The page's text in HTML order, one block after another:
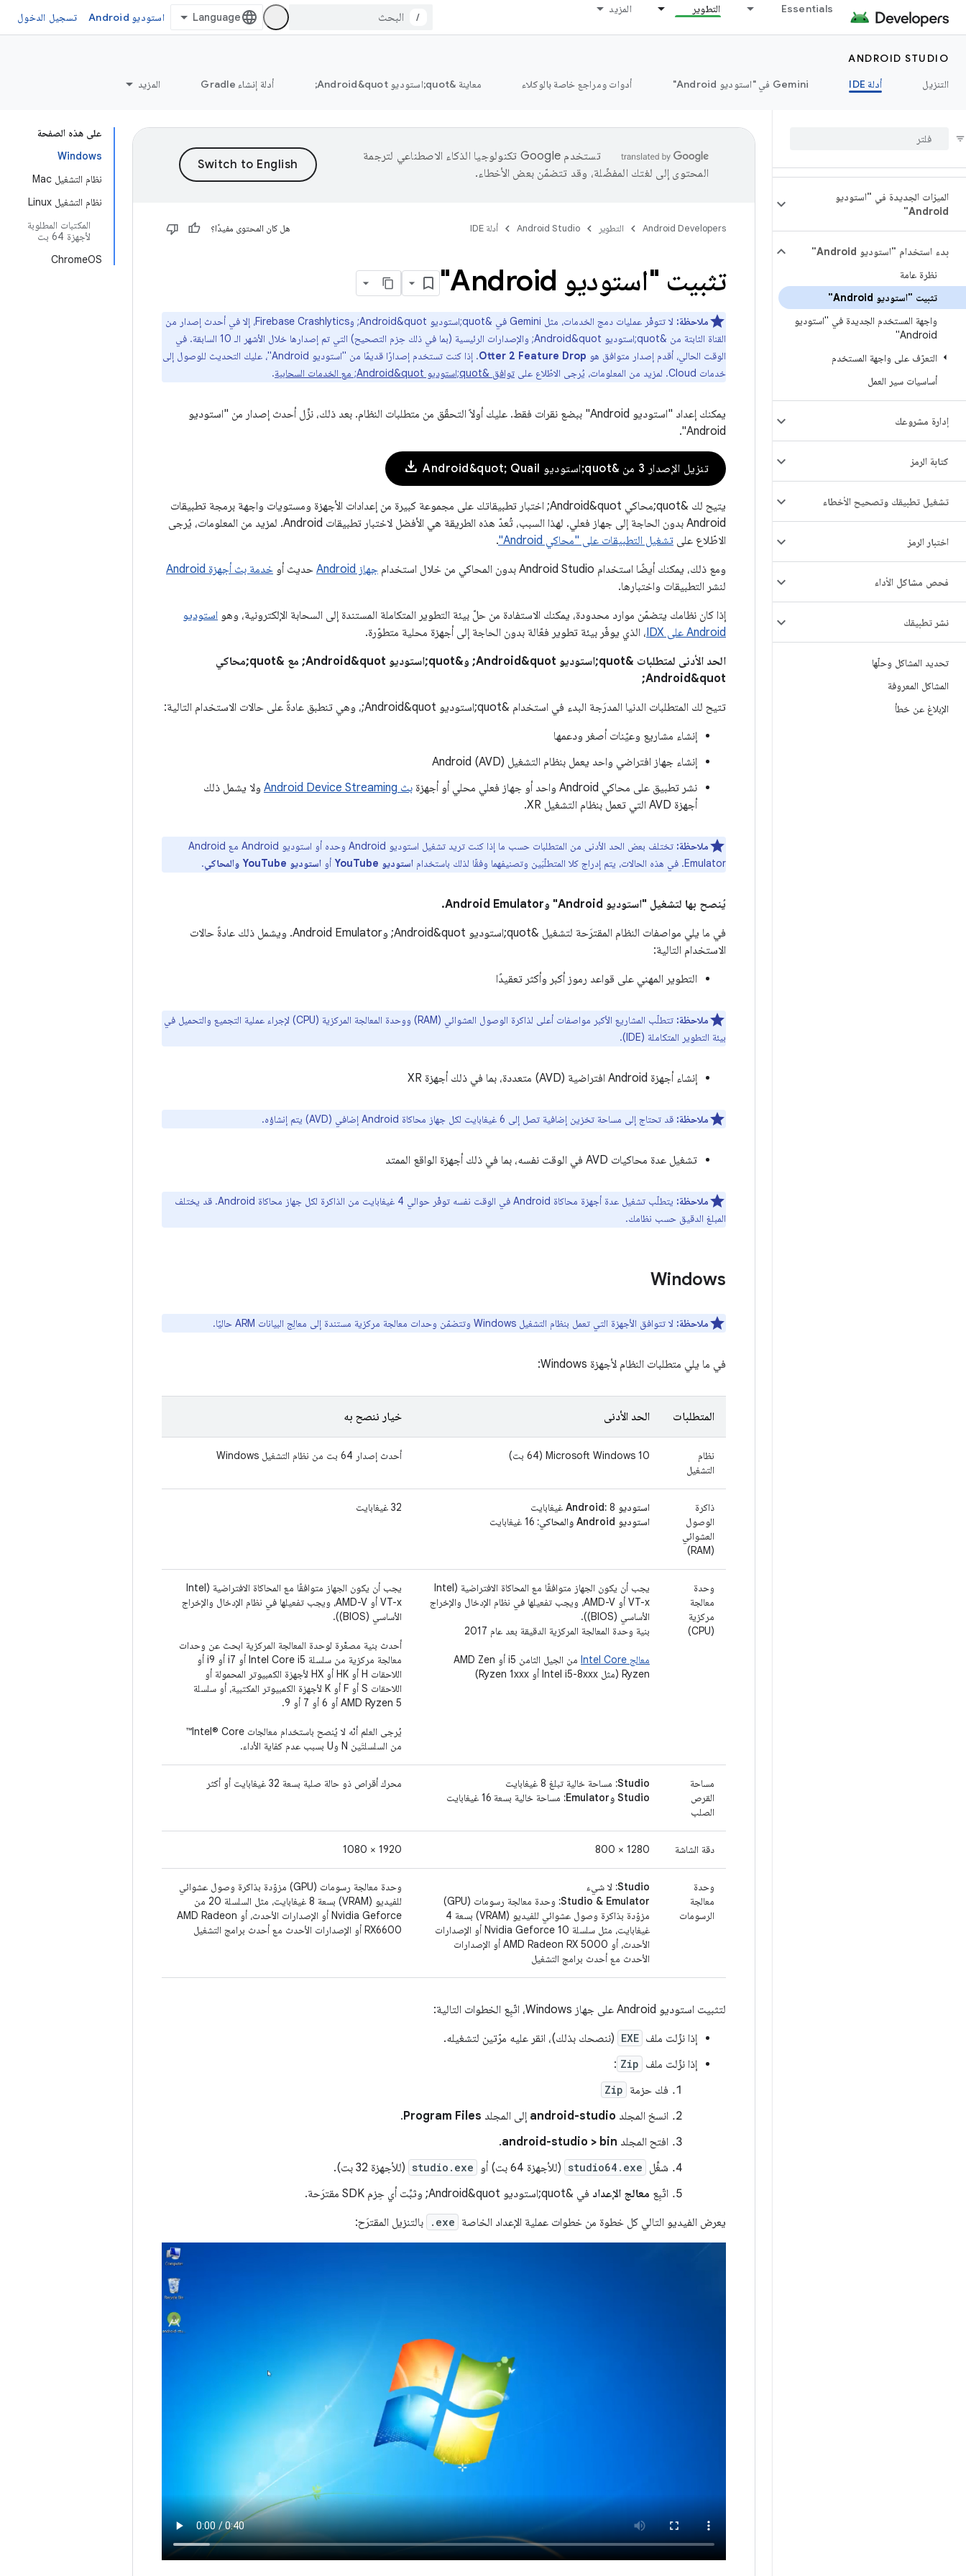
Essentials التطوير المزيد
/ استوديو Android تسجيل الدخول
ANDROID STUDIO
التنزيل
أدلة IDE ‫Gemini في "استوديو Android" أدوات ومراجع خاصة بالوكلاء معاينة &quot;استوديو Android&quot; أدلة إنشاء Gradle المزيد
الميزات الجديدة في "استوديو
Android"
بدء استخدام "استوديو Android"
نظرة عامة
تثبيت "استوديو Android"
واجهة المستخدم الجديدة في "استوديو
Android"
التعرّف على واجهة المستخدم
أساسيات سير العمل
إدارة مشروعك
كتابة الرمز
تشغيل تطبيقك وتصحيح الأخطاء
اختبار الرمز
فحص مشاكل الأداء
نشر تطبيقك
تحديد المشاكل وحلّها
المشاكل المعروفة
الإبلاغ عن خطأ
على هذه الصفحة
Windows
نظام التشغيل Mac
نظام التشغيل Linux
المكتبات المطلوبة
لأجهزة 64 بت
ChromeOS
تستخدم Google تكنولوجيا الذكاء الاصطناعي لترجمة
المحتوى إلى لغتك المفضّلة، وقد تتضمّن بعض الأخطاء.
Android Developers التطوير Android Studio أدلة IDE هل كان المحتوى مفيدًا؟
تثبيت "استوديو Android"
ملاحظة:
لا تتوفّر عمليات دمج الخدمات، مثل Gemini في &quot;استوديو Android&quot; وFirebase Crashlytics، إلا في أحدث إصدار من
القناة الثابتة من &quot;استوديو Android&quot; والإصدارات الرئيسية (بما في ذلك حِزم التصحيح) التي تم إصدارها خلال الأشهر الـ 10 السابقة. في
الوقت الحالي، أقدم إصدار متوافق هو Otter 2 Feature Drop
. إذا كنت تستخدم إصدارًا قديمًا من "استوديو Android"، عليك التحديث للوصول إلى
خدمات Cloud. لمزيد من المعلومات، يُرجى الاطّلاع على
توافق &quot;استوديو Android&quot; مع الخدمات السحابية .
يمكنك إعداد "استوديو Android" ببضع نقرات فقط. عليك أولاً التحقّق من متطلبات النظام. بعد ذلك، نزِّل أحدث إصدار من "استوديو
Android".
تنزيل الإصدار 3 من &quot;استوديو Android&quot; Quail download
يتيح لك &quot;محاكي Android&quot; اختبار تطبيقاتك على مجموعة كبيرة من إعدادات الأجهزة ومستويات واجهة برمجة تطبيقات
Android بدون الحاجة إلى جهاز فعلي. لهذا السبب، تُعدّ هذه الطريقة هي الأفضل لاختبار تطبيقات Android. لمزيد من المعلومات، يُرجى
الاطّلاع على تشغيل التطبيقات على "محاكي Android"
.
ومع ذلك، يمكنك أيضًا استخدام Android Studio بدون المحاكي من خلال استخدام
جهاز Android حديث أو خدمة بث أجهزة Android
لنشر التطبيقات واختبارها.
إذا كان نظامك يتضمّن موارد محدودة، يمكنك الاستفادة من حلّ بيئة التطوير المتكاملة المستندة إلى السحابة الإلكترونية، وهو استوديو
Android على IDX
، الذي يوفّر بيئة تطوير فعّالة بدون الحاجة إلى أجهزة محلية متطوّرة.
الحد الأدنى لمتطلبات &quot;استوديو Android&quot; و&quot;استوديو Android&quot; مع &quot;محاكي
Android&quot;
تتيح لك المتطلبات الدنيا المدرَجة البدء في استخدام &quot;استوديو Android&quot;، وهي تنطبق عادةً على حالات الاستخدام التالية:
إنشاء مشاريع وعيّنات أصغر ودعمها
إنشاء جهاز افتراضي واحد يعمل بنظام التشغيل Android (AVD)
نشر تطبيق على محاكي Android واحد أو جهاز فعلي محلي أو أجهزة
بث Android Device Streaming
ولا يشمل ذلك
أجهزة AVD التي تعمل بنظام التشغيل XR.
ملاحظة:
تختلف بعض الحد الأدنى من المتطلبات حسب ما إذا كنت تريد تشغيل استوديو Android وحده أو استوديو Android مع Android
Emulator. في هذه الحالات، يتم إدراج كلا المتطلّبَين وتصنيفهما وفقًا لذلك باستخدام
استوديو YouTube أو استوديو YouTube والمحاكي .
يُنصح بها لتشغيل "استوديو Android" وAndroid Emulator.
في ما يلي مواصفات النظام المقترَحة لتشغيل &quot;استوديو Android&quot; وAndroid Emulator. ويشمل ذلك عادةً حالات
الاستخدام التالية:
التطوير المهني على قواعد رموز أكبر وأكثر تعقيدًا
ملاحظة:
تتطلّب المشاريع الأكبر مواصفات أعلى لذاكرة الوصول العشوائي (RAM) ووحدة المعالجة المركزية (CPU) لإجراء عملية التجميع والتحميل في
بيئة التطوير المتكاملة (IDE).
إنشاء أجهزة Android افتراضية (AVD) متعددة، بما في ذلك أجهزة XR
ملاحظة: قد تحتاج إلى مساحة تخزين إضافية تصل إلى 6 غيغابايت لكل جهاز محاكاة Android إضافي (AVD) يتم إنشاؤه.
تشغيل عدة محاكيات AVD في الوقت نفسه، بما في ذلك أجهزة الواقع الممتد
ملاحظة:
يتطلّب تشغيل عدة أجهزة محاكاة Android في الوقت نفسه توفّر حوالي 4 غيغابايت من الذاكرة لكل جهاز محاكاة Android. قد يختلف
المبلغ الدقيق حسب نظامك.
Windows
ملاحظة: لا تتوافق الأجهزة التي تعمل بنظام التشغيل Windows وتتضمّن وحدات معالجة مركزية مستندة إلى معالِج البيانات ARM حاليًا.
في ما يلي متطلبات النظام لأجهزة Windows:
المتطلبات الحد الأدنى خيار ننصح به
نظام
التشغيل
‫Microsoft Windows 10‏ (64 بت) أحدث إصدار 64 بت من نظام التشغيل Windows
ذاكرة
الوصول
العشوائي
(RAM)
استوديو Android: 8 غيغابايت
استوديو Android والمحاكي:
32 غيغابايت
وحدة
معالجة
مركزية
(CPU)
يجب أن يكون الجهاز متوافقًا مع المحاكاة الافتراضية (Intel
VT-x أو AMD-V، ويجب تفعيلها في نظام الإدخال والإخراج
الأساسي (BIOS)).
بنية وحدة المعالجة المركزية الدقيقة بعد عام 2017
معالج Intel Core
من الجيل الثامن i5 أو AMD Zen
Ryzen (مثل Intel i5-8xxx أو Ryzen 1xxx)
يجب أن يكون الجهاز متوافقًا مع المحاكاة الافتراضية (Intel
VT-x أو AMD-V، ويجب تفعيلها في نظام الإدخال والإخراج
الأساسي (BIOS)).
أحدث بنية مصغّرة لوحدة المعالجة المركزية ابحث عن وحدات
معالجة مركزية من سلسلة Intel Core i5 أو i7 أو i9 أو
اللاحقات H أو HK أو HX لأجهزة الكمبيوتر المحمولة أو
اللاحقات S أو F أو K لأجهزة الكمبيوتر المكتبية، أو سلسلة
AMD Ryzen 5 أو 6 أو 7 أو 9.
يُرجى العلم أنّه لا يُنصح باستخدام معالجات Intel® Core™
من السلسلتَين N وU بسبب عدم كفاية الأداء.
مساحة
القرص
الصلب
‫Studio: مساحة خالية تبلغ 8 غيغابايت
Studio وEmulator:
مساحة خالية بسعة 16 غيغابايت
محرك أقراص ذو حالة صلبة بسعة 32 غيغابايت أو أكثر
دقة الشاشة 1280 × 800
1920 × 1080
وحدة
معالجة
الرسومات
Studio: لا شيء
Studio & Emulator:
وحدة معالجة رسومات (GPU)
مزوّدة بذاكرة وصول عشوائي للفيديو (VRAM) بسعة 4
غيغابايت، مثل سلسلة Nvidia Geforce 10 أو الإصدارات
الأحدث، أو AMD Radeon RX 5000 أو الإصدارات
الأحدث مع أحدث برامج التشغيل
وحدة معالجة رسومات (GPU) مزوّدة بذاكرة وصول عشوائي
للفيديو (VRAM) بسعة 8 غيغابايت، مثل السلسلة 20 من
Nvidia Geforce أو الإصدارات الأحدث، أو AMD Radeon
RX6600 أو الإصدارات الأحدث مع أحدث برامج التشغيل
لتثبيت استوديو Android على جهاز Windows، اتّبِع الخطوات التالية:
إذا نزّلت ملف EXE (ننصحك بذلك)، انقر عليه مرّتين لتشغيله.
إذا نزّلت ملف Zip
:
فك حزمة Zip
انسخ المجلد android-studio إلى المجلد Program Files
.
افتح المجلد android-studio > bin
.
شغِّل studio64.exe (للأجهزة 64 بت) أو studio.exe (للأجهزة 32 بت).
اتّبِع معالج الإعداد في &quot;استوديو Android&quot; وثبِّت أي حِزم SDK مقترَحة.
يعرض الفيديو التالي كل خطوة من خطوات عملية الإعداد الخاصة .exe بالتنزيل المقترَح: